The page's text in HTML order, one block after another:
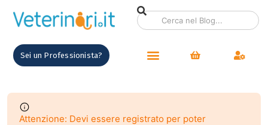
Sei un Professionista?
Attenzione: Devi essere registrato per poter